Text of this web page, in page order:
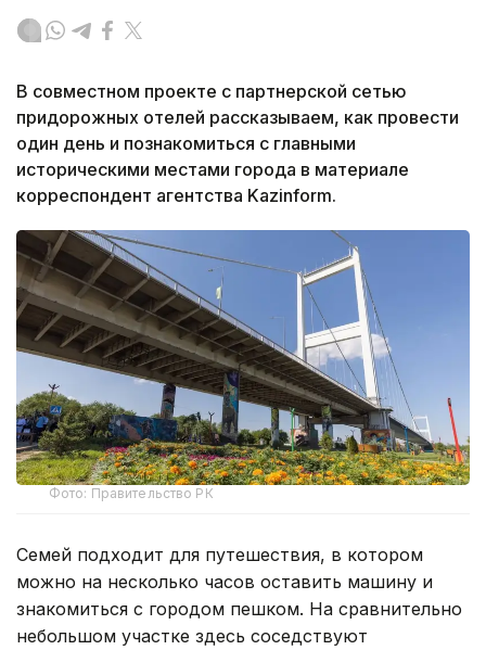
В совместном проекте с партнерской сетью
придорожных отелей рассказываем, как провести
один день и познакомиться с главными
историческими местами города в материале
корреспондент агентства Kazinform.
Фото: Правительство РК
Семей подходит для путешествия, в котором
можно на несколько часов оставить машину и
знакомиться с городом пешком. На сравнительно
небольшом участке здесь соседствуют